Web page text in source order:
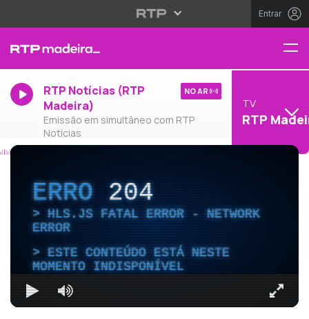
Entrar
RTP Notícias (RTP
Madeira)
Emissão em simultâneo com RTP
Notícias
NO AR
TV
RTP
ERRO204
HLS.JS FATAL ERROR - NETWORK
ERROR
ESTE CONTEÚDO ESTÁ NESTE
MOMENTO INDISPONÍVEL